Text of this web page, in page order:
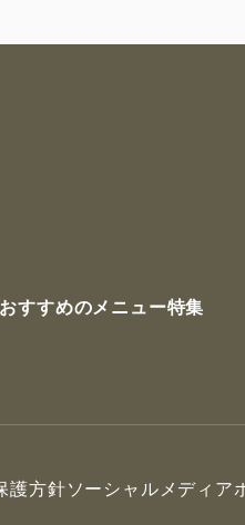
おすすめのメニュー特集
護方針ソーシャルメディア